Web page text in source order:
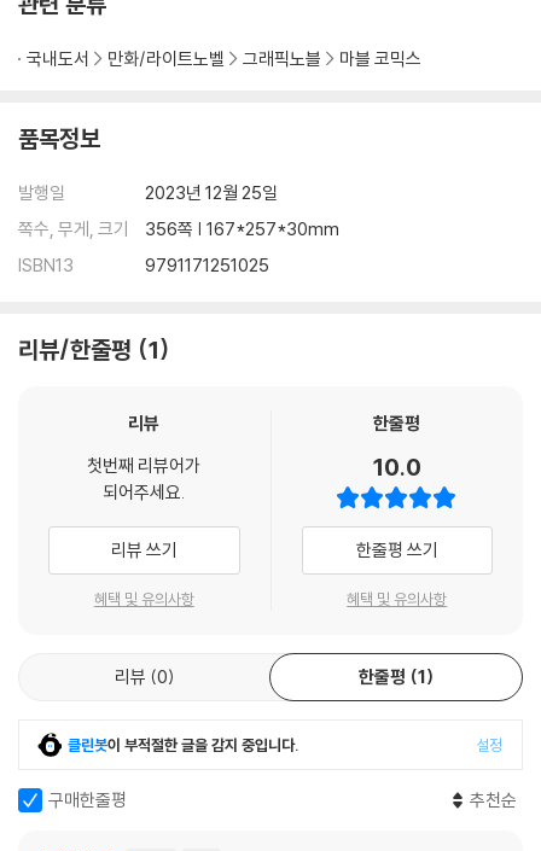
국내도서 만화/라이트노벨 그래픽노블 마블 코믹스
품목정보
발행일
2023년 12월 25일
쪽수, 무게, 크기
356쪽 | 167*257*30mm
ISBN13
9791171251025
리뷰/한줄평 1
리뷰
첫번째 리뷰어가
되어주세요.
리뷰 쓰기
혜택 및 유의사항
한줄평
10.0
한줄평 쓰기
혜택 및 유의사항
리뷰 0 한줄평 1
클린봇이 부적절한 글을 감지 중입니다. 설정
구매한줄평 추천순